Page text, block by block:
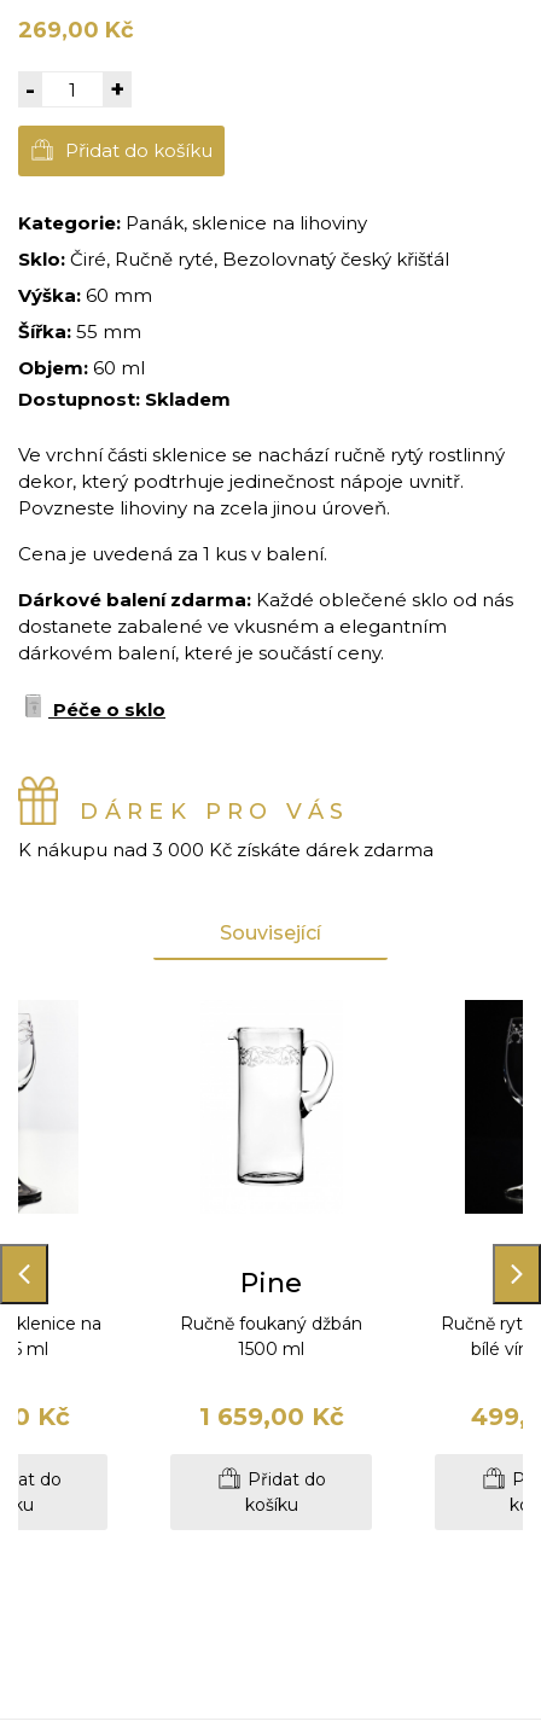
269,00 Kč
- +
Přidat do košíku
Kategorie: Panák, sklenice na lihoviny
Sklo: Čiré, Ručně ryté, Bezolovnatý český křišťál
Výška: 60 mm
Šířka: 55 mm
Objem: 60 ml
Dostupnost: Skladem
Ve vrchní části sklenice se nachází ručně rytý rostlinný
dekor, který podtrhuje jedinečnost nápoje uvnitř.
Povzneste lihoviny na zcela jinou úroveň.
Cena je uvedená za 1 kus v balení.
Dárkové balení zdarma: Každé oblečené sklo od nás
dostanete zabalené ve vkusném a elegantním
dárkovém balení, které je součástí ceny.
Péče o sklo
DÁREK PRO VÁS
K nákupu nad 3 000 Kč získáte dárek zdarma
Související
sklenice na
ml
Kč
do
Pine
Ručně foukaný džbán
1500 ml
1 659,00 Kč
Přidat do
košíku
Ručně rytá
bílé